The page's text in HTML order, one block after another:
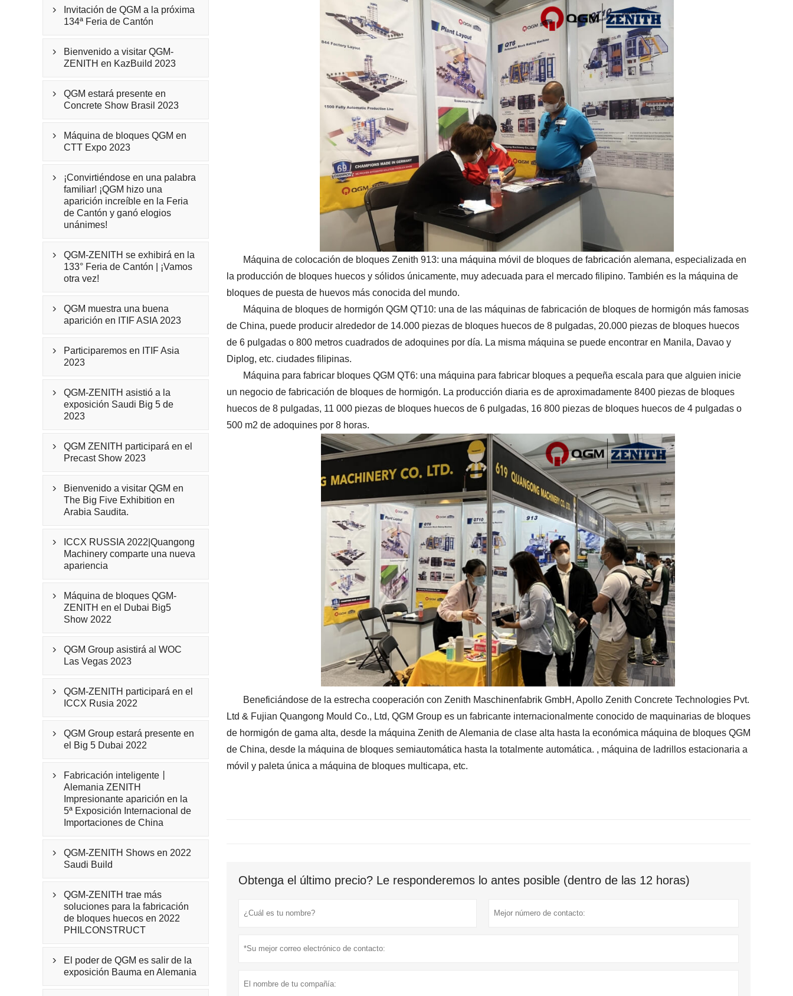
Máquina de colocación de bloques Zenith 913: una máquina móvil de bloques de fabricación alemana, especializada en
la producción de bloques huecos y sólidos únicamente, muy adecuada para el mercado filipino. También es la máquina de
bloques de puesta de huevos más conocida del mundo.
Máquina de bloques de hormigón QGM QT10: una de las máquinas de fabricación de bloques de hormigón más famosas
de China, puede producir alrededor de 14.000 piezas de bloques huecos de 8 pulgadas, 20.000 piezas de bloques huecos
de 6 pulgadas o 800 metros cuadrados de adoquines por día. La misma máquina se puede encontrar en Manila, Davao y
Diplog, etc. ciudades filipinas.
Máquina para fabricar bloques QGM QT6: una máquina para fabricar bloques a pequeña escala para que alguien inicie
un negocio de fabricación de bloques de hormigón. La producción diaria es de aproximadamente 8400 piezas de bloques
huecos de 8 pulgadas, 11 000 piezas de bloques huecos de 6 pulgadas, 16 800 piezas de bloques huecos de 4 pulgadas o
500 m2 de adoquines por 8 horas.
Beneficiándose de la estrecha cooperación con Zenith Maschinenfabrik GmbH, Apollo Zenith Concrete Technologies Pvt.
Ltd & Fujian Quangong Mould Co., Ltd, QGM Group es un fabricante internacionalmente conocido de maquinarias de bloques
de hormigón de gama alta, desde la máquina Zenith de Alemania de clase alta hasta la económica máquina de bloques QGM
de China, desde la máquina de bloques semiautomática hasta la totalmente automática. , máquina de ladrillos estacionaria a
móvil y paleta única a máquina de bloques multicapa, etc.
Obtenga el último precio? Le responderemos lo antes posible (dentro de las 12 horas)

Invitación de QGM a la próxima
134ª Feria de Cantón

Bienvenido a visitar QGM-
ZENITH en KazBuild 2023

QGM estará presente en
Concrete Show Brasil 2023

Máquina de bloques QGM en
CTT Expo 2023

¡Convirtiéndose en una palabra
familiar! ¡QGM hizo una
aparición increíble en la Feria
de Cantón y ganó elogios
unánimes!

QGM-ZENITH se exhibirá en la
133° Feria de Cantón | ¡Vamos
otra vez!

QGM muestra una buena
aparición en ITIF ASIA 2023

Participaremos en ITIF Asia
2023

QGM-ZENITH asistió a la
exposición Saudi Big 5 de
2023

QGM ZENITH participará en el
Precast Show 2023

Bienvenido a visitar QGM en
The Big Five Exhibition en
Arabia Saudita.

ICCX RUSSIA 2022|Quangong
Machinery comparte una nueva
apariencia

Máquina de bloques QGM-
ZENITH en el Dubai Big5
Show 2022

QGM Group asistirá al WOC
Las Vegas 2023

QGM-ZENITH participará en el
ICCX Rusia 2022

QGM Group estará presente en
el Big 5 Dubai 2022

Fabricación inteligente丨
Alemania ZENITH
Impresionante aparición en la
5ª Exposición Internacional de
Importaciones de China

QGM-ZENITH Shows en 2022
Saudi Build

QGM-ZENITH trae más
soluciones para la fabricación
de bloques huecos en 2022
PHILCONSTRUCT

El poder de QGM es salir de la
exposición Bauma en Alemania